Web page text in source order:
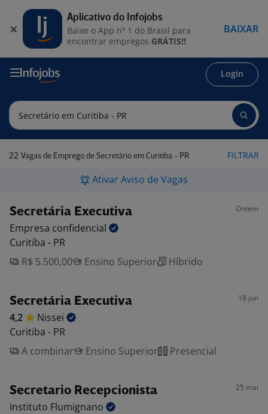
Login
22 Vagas de Emprego de Secretário em Curitiba - PR FILTRAR
Ativar Aviso de Vagas
Secretária Executiva Ontem
Empresa confidencial
Curitiba - PR
R$ 5.500,00
Ensino Superior Híbrido
Secretária Executiva 18 jun
4,2
Nissei
Curitiba - PR
A combinar
Ensino Superior Presencial
Secretario Recepcionista 25 mai
Instituto Flumignano
Aplicativo do Infojobs
Baixe o App nº 1 do Brasil para
encontrar empregos GRÁTIS!!
BAIXAR